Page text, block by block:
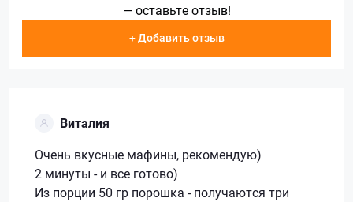
— оставьте отзыв!
+ Добавить отзыв
Виталия
Очень вкусные мафины, рекомендую)
2 минуты - и все готово)
Из порции 50 гр порошка - получаются три